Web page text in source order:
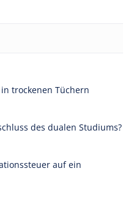
trockenen Tüchern
des dualen Studiums?
auf ein